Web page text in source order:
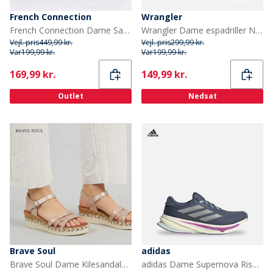
French Connection
French Connection Dame Sandaler Brun
Vejl. pris449,99 kr.
Var199,99 kr.
Current
169,99 kr.
Outlet
Wrangler
Wrangler Dame espadriller Nancy China Blue
Vejl. pris299,99 kr.
Var199,99 kr.
Current
149,99 kr.
Nedsat
Brave Soul
Brave Soul Dame Kilesandaler Flerfarvet
adidas
adidas Dame Supernova Rise 2 Neutrale Løbesko Preloved Ink/Matte Silver/Preloved Ink